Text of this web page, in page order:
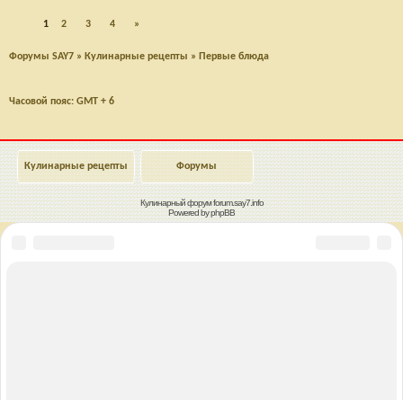
1 2 3 4 »
Форумы SAY7 » Кулинарные рецепты » Первые блюда
Часовой пояс: GMT + 6
Кулинарные рецепты Форумы
Кулинарный форумforum.say7.info
Powered byphpBB